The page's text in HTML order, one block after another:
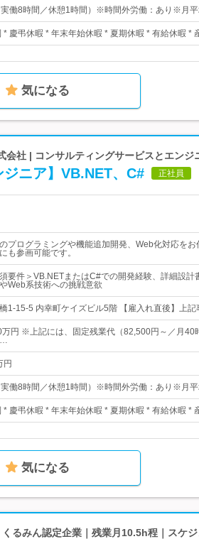
働8時間／休憩1時間）※時間外労働：あり※月平
* 慶弔休暇 * 年末年始休暇 * 夏期休暇 * 有給休暇 *
気になる
会社 | コンサルティングサービスとエンジ
ニア】VB.NET、C# 正社員
プログラミングや機能追加開発、Web化対応を
も参画可能です。
要件＞VB.NETまたはC#での開発経験、詳細設計
Web系技術への挑戦意欲
1-15-5 内幸町ケイズビル5階 【雇入れ直後】上
万円 ※上記には、固定残業代（82,500円～／月40
…
円
働8時間／休憩1時間）※時間外労働：あり※月平
* 慶弔休暇 * 年末年始休暇 * 夏期休暇 * 有給休暇 *
気になる
るみん認定企業｜残業月10.5h程｜スケ